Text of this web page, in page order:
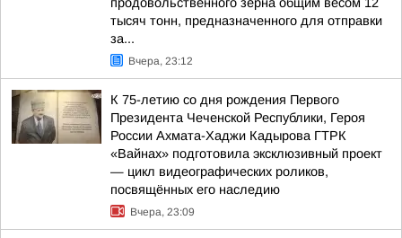
тысяч тонн, предназначенного для отправки
за...
Вчера, 23:12
К 75-летию со дня рождения Первого
Президента Чеченской Республики, Героя
России Ахмата-Хаджи Кадырова ГТРК
«Вайнах» подготовила эксклюзивный проект
— цикл видеографических роликов,
посвящённых его наследию
Вчера, 23:09